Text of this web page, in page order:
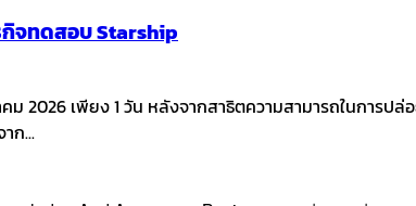
กิจทดสอบ Starship
2026 เพียง 1 วัน หลังจากสาธิตความสามารถในการป
ก...